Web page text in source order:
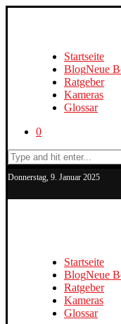
Startseite
BlogNeue
Ratgeber
Kameras
Glossar
0
Donnerstag, 9. Januar 2025
Startseite
BlogNeue
Ratgeber
Kameras
Glossar